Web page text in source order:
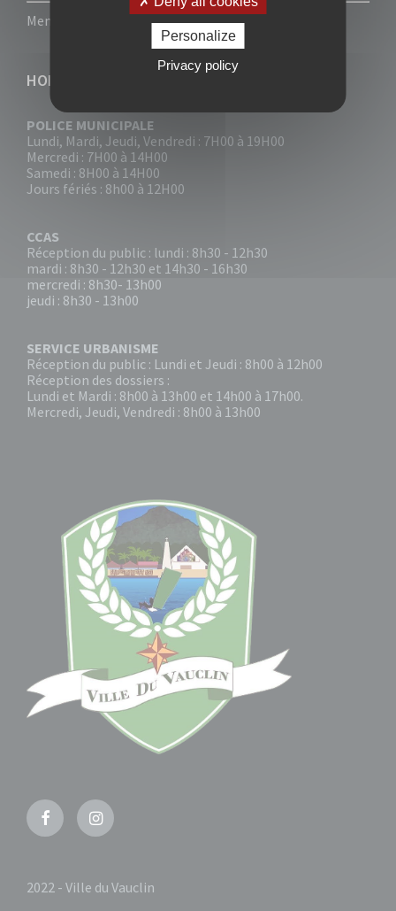
Mentions légales Politique de confidentialité
HORAIRES
POLICE MUNICIPALE
Lundi, Mardi, Jeudi, Vendredi : 7H00 à 19H00
Mercredi : 7H00 à 14H00
Samedi : 8H00 à 14H00
Jours fériés : 8h00 à 12H00
CCAS
Réception du public : lundi : 8h30 - 12h30
mardi : 8h30 - 12h30 et 14h30 - 16h30
mercredi : 8h30- 13h00
jeudi : 8h30 - 13h00
SERVICE URBANISME
Réception du public : Lundi et Jeudi : 8h00 à 12h00
Réception des dossiers :
Lundi et Mardi : 8h00 à 13h00 et 14h00 à 17h00.
Mercredi, Jeudi, Vendredi : 8h00 à 13h00
FacebookInstagram
2022 - Ville du Vauclin
Personalize
Privacy policy